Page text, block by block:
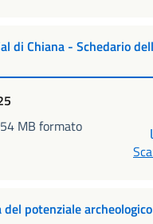
di Chiana - Schedario
MB formato
del potenziale